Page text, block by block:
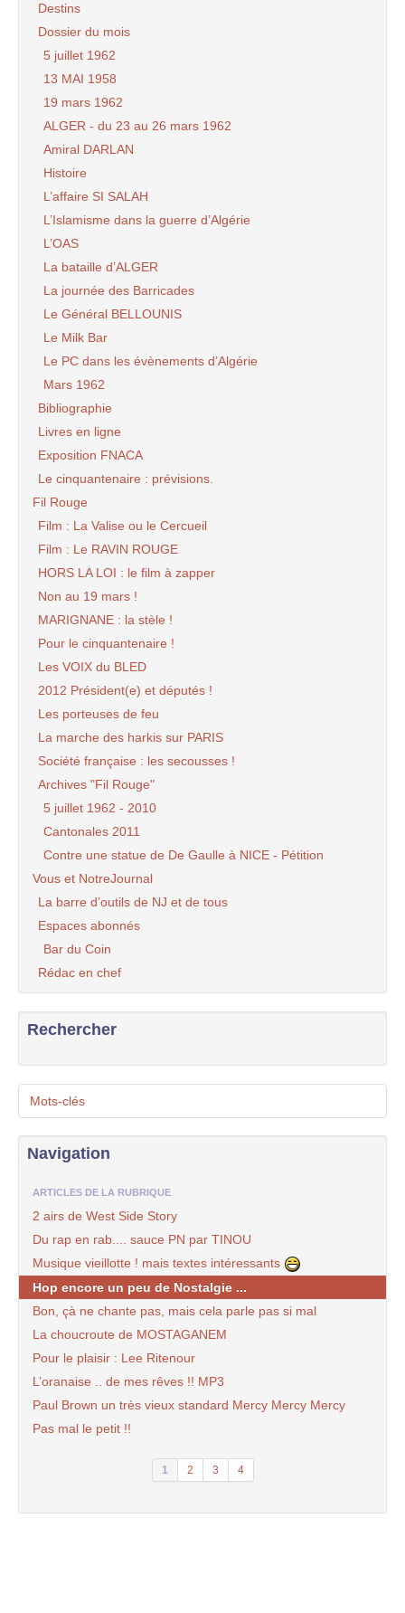
Destins
Dossier du mois
5 juillet 1962
13 MAI 1958
19 mars 1962
ALGER - du 23 au 26 mars 1962
Amiral DARLAN
Histoire
L’affaire SI SALAH
L’Islamisme dans la guerre d’Algérie
L’OAS
La bataille d’ALGER
La journée des Barricades
Le Général BELLOUNIS
Le Milk Bar
Le PC dans les évènements d’Algérie
Mars 1962
Bibliographie
Livres en ligne
Exposition FNACA
Le cinquantenaire : prévisions.
Fil Rouge
Film : La Valise ou le Cercueil
Film : Le RAVIN ROUGE
HORS LA LOI : le film à zapper
Non au 19 mars !
MARIGNANE : la stèle !
Pour le cinquantenaire !
Les VOIX du BLED
2012 Président(e) et députés !
Les porteuses de feu
La marche des harkis sur PARIS
Société française : les secousses !
Archives "Fil Rouge"
5 juillet 1962 - 2010
Cantonales 2011
Contre une statue de De Gaulle à NICE - Pétition
Vous et NotreJournal
La barre d’outils de NJ et de tous
Espaces abonnés
Bar du Coin
Rédac en chef
Rechercher
Mots-clés
Navigation
ARTICLES DE LA RUBRIQUE
2 airs de West Side Story
Du rap en rab.... sauce PN par TINOU
Musique vieillotte ! mais textes intéressants
Hop encore un peu de Nostalgie ...
Bon, çà ne chante pas, mais cela parle pas si mal
La choucroute de MOSTAGANEM
Pour le plaisir : Lee Ritenour
L’oranaise .. de mes rêves !! MP3
Paul Brown un très vieux standard Mercy Mercy Mercy
Pas mal le petit !!
1 2 3 4